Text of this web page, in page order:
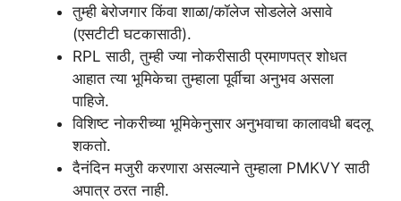
तुम्ही बेरोजगार किंवा शाळा/कॉलेज सोडलेले असावे
(एसटीटी घटकासाठी).
RPL साठी, तुम्ही ज्या नोकरीसाठी प्रमाणपत्र शोधत
आहात त्या भूमिकेचा तुम्हाला पूर्वीचा अनुभव असला
पाहिजे.
विशिष्ट नोकरीच्या भूमिकेनुसार अनुभवाचा कालावधी बदलू
शकतो.
दैनंदिन मजुरी करणारा असल्याने तुम्हाला PMKVY साठी
अपात्र ठरत नाही.